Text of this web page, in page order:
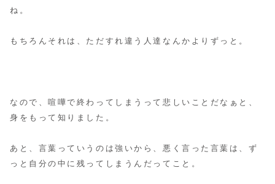
ね。
もちろんそれは、ただすれ違う人達なんかよりずっと。
なので、喧嘩で終わってしまうって悲しいことだなぁと、
身をもって知りました。
あと、言葉っていうのは強いから、悪く言った言葉は、ず
っと自分の中に残ってしまうんだってこと。